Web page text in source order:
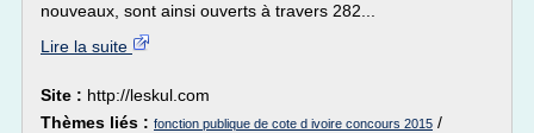
nouveaux, sont ainsi ouverts à travers 282...
Lire la suite
Site : http://leskul.com
Thèmes liés : fonction publique de cote d ivoire concours 2015 /